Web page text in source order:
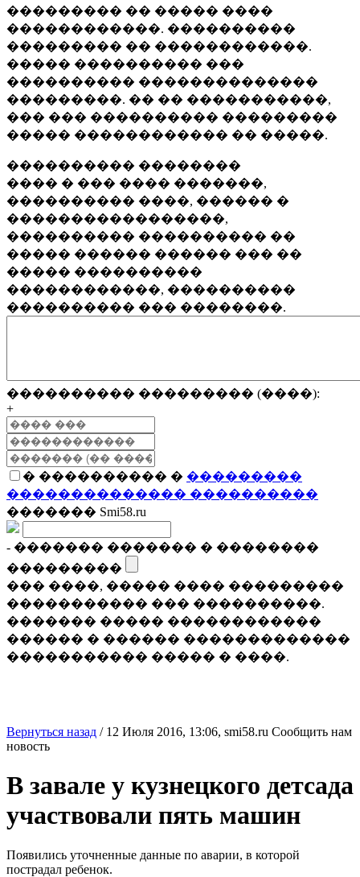
��������� �� ����� ����
������������. ����������
��������� �� ������������.
����� ���������� ���
���������� ��������������
���������. �� �� �����������,
��� ��� ���������� ���������
����� ������������ �� �����.
���������� ��������
���� � ��� ���� �������,
���������� ����, ������ �
�����������������,
���������� ���������� ��
����� ������ ������ ��� ��
����� ����������
������������, ����������
���������� ��� ��������.
���������� ��������� (����):
+
� ���������� � ���������
�������������� ����������
������� Smi58.ru
- ������� ������� � ��������
���������
��� ����, ����� ���� ���������
����������� ��� ����������.
������� ����� ������������
������ � ������ �������������
����������� ����� � ����.
Вернуться назад / 12 Июля 2016, 13:06, smi58.ru Сообщить нам
новость
В завале у кузнецкого детсада
участвовали пять машин
Появились уточненные данные по аварии, в которой
пострадал ребенок.